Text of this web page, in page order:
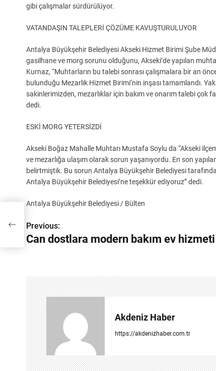
gibi çalışmalar sürdürülüyor.
VATANDAŞIN TALEPLERİ ÇÖZÜME KAVUŞTURULUYOR
Antalya Büyükşehir Belediyesi Akseki Hizmet Birimi Şube
gasilhane ve morg sorunu olduğunu, Akseki’de yapılan
Kurnaz, “Muhtarların bu talebi sonrası çalışmalara bir an
bulunduğu Mezarlık Hizmet Birimi’nin inşası tamamlandı.
sakinlerimizden, mezarlıklar için bakım ve onarım talebi çok
dedi.
ESKİ MORG YETERSİZDİ
Akseki Boğaz Mahalle Muhtarı Mustafa Soylu da “Akseki
ve mezarlığa ulaşım olarak sorun yaşanıyordu. En son
belirtmiştik. Bu sorun Antalya Büyükşehir Belediyesi
Antalya Büyükşehir Belediyesi’ne teşekkür ediyoruz” dedi.
Antalya Büyükşehir Belediyesi / Bülten
Y
ı
g
e
z
i
Previous:
Can dostlara modern bakım ev hizmeti
Akdeniz Haber
https://akdenizhaber.com.tr